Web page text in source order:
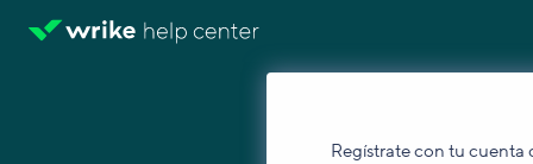
Regístrate con tu cuenta